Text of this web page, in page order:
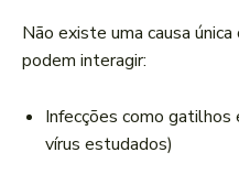
Não existe uma causa
podem interagir:
Infecções como gatilhos
vírus estudados)